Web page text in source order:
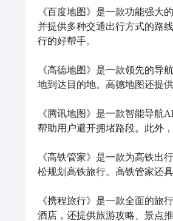
《百度地图》是一款功能强大
并提供多种交通出行方式的路
行的好帮手。
《高德地图》是一款领先的导
地到达目的地。高德地图还提
《腾讯地图》是一款智能导航
帮助用户避开拥堵路段。此外
《高铁管家》是一款为高铁出
松规划高铁旅行。高铁管家还
《携程旅行》是一款全面的旅
酒店，还提供旅游攻略、景点